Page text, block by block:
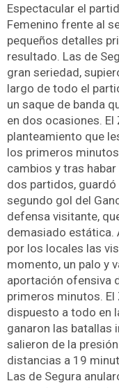
Espectacular el
Femenino frente al
pequeños detalles
resultado. Las de
gran seriedad,
largo de todo el
un saque de banda
en dos ocasiones. El
planteamiento que
los primeros
cambios y tras
dos partidos,
segundo gol del
defensa visitante,
demasiado estática.
por los locales las
momento, un palo y
aportación ofensiva
primeros minutos.
dispuesto a todo en
ganaron las batallas
salieron de la
distancias a 19
Las de Segura